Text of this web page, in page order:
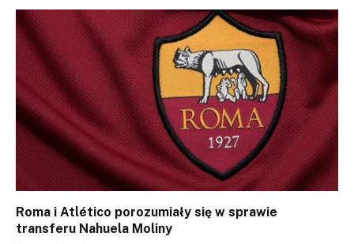
Roma i Atlético porozumiały się w sprawie
transferu Nahuela Moliny